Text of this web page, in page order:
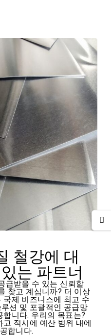
철강에 대
는 파트너
급받을 수 있는 신뢰할
찾고 계십니까? 더 이상
국제 비즈니스에 최고 수
션 및 포괄적인 공급망
니다. 우리의 목표는?
적시에 예산 범위 내에
합니다.